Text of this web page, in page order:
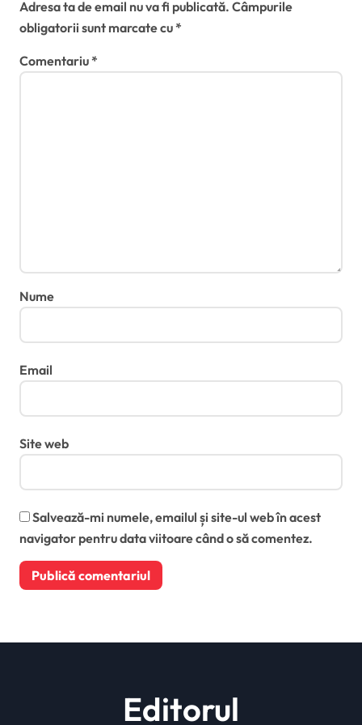
Adresa ta de email nu va fi publicată. Câmpurile
obligatorii sunt marcate cu*
Comentariu*
Nume
Email
Site web
Salvează-mi numele, emailul și site-ul web în acest
navigator pentru data viitoare când o să comentez.
Editorul